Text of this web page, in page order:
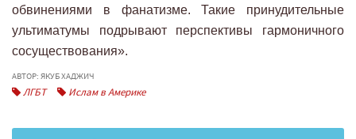
обвинениями в фанатизме. Такие принудительные
ультиматумы подрывают перспективы гармоничного
сосуществования».
АВТОР: ЯКУБ ХАДЖИЧ
ЛГБТ Ислам в Америке